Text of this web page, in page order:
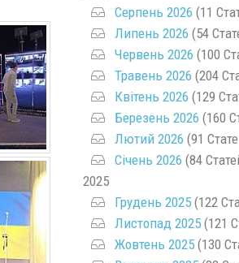
Серпень 2026 (11
Липень 2026 (54
Червень 2026 (100
Травень 2026 (204
Квітень 2026 (129
Березень 2026 (160
Лютий 2026 (91
Січень 2026 (84
2025
Грудень 2025(122
Листопад 2025(121
Жовтень 2025(130